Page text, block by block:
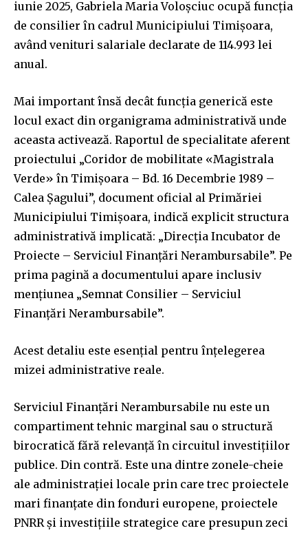
iunie 2025, Gabriela Maria Voloșciuc ocupă funcția
de consilier în cadrul Municipiului Timișoara,
având venituri salariale declarate de 114.993 lei
anual.
Mai important însă decât funcția generică este
locul exact din organigrama administrativă unde
aceasta activează. Raportul de specialitate aferent
proiectului „Coridor de mobilitate «Magistrala
Verde» în Timișoara – Bd. 16 Decembrie 1989 –
Calea Șagului”, document oficial al Primăriei
Municipiului Timișoara, indică explicit structura
administrativă implicată: „Direcția Incubator de
Proiecte – Serviciul Finanțări Nerambursabile”. Pe
prima pagină a documentului apare inclusiv
mențiunea „Semnat Consilier – Serviciul
Finanțări Nerambursabile”.
Acest detaliu este esențial pentru înțelegerea
mizei administrative reale.
Serviciul Finanțări Nerambursabile nu este un
compartiment tehnic marginal sau o structură
birocratică fără relevanță în circuitul investițiilor
publice. Din contră. Este una dintre zonele-cheie
ale administrației locale prin care trec proiectele
mari finanțate din fonduri europene, proiectele
PNRR și investițiile strategice care presupun zeci